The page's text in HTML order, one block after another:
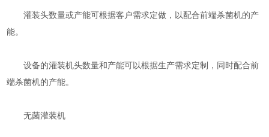
灌装头数量或产能可根据客户需求定做，以配合前端杀菌机的产
能。
设备的灌装机头数量和产能可以根据生产需求定制，同时配合前
端杀菌机的产能。
无菌灌装机